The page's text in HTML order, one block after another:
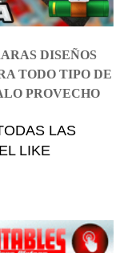
DISEÑOS
TODO TIPO DE
PROVECHO
LAS
LIKE